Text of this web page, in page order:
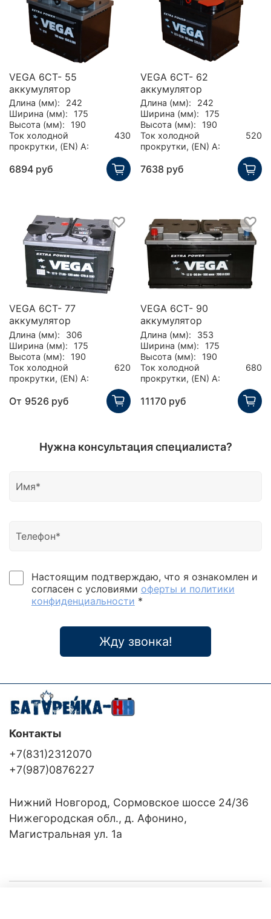
VEGA 6СТ- 55
аккумулятор
Длина (мм):
242
Ширина (мм):
175
Высота (мм):
190
Ток холодной
прокрутки, (EN) А:
430
6894 руб
VEGA 6СТ- 62
аккумулятор
Длина (мм):
242
Ширина (мм):
175
Высота (мм):
190
Ток холодной
прокрутки, (EN) А:
520
7638 руб
VEGA 6СТ- 77
аккумулятор
Длина (мм):
306
Ширина (мм):
175
Высота (мм):
190
Ток холодной
прокрутки, (EN) А:
620
От 9526 руб
VEGA 6СТ- 90
аккумулятор
Длина (мм):
353
Ширина (мм):
175
Высота (мм):
190
Ток холодной
прокрутки, (EN) А:
680
11170 руб
Нужна консультация специалиста?
Настоящим подтверждаю, что я ознакомлен и
согласен с условиями оферты и политики
конфиденциальности *
Жду звонка!
Контакты
+7(831)2312070
+7(987)0876227
Нижний Новгород, Сормовское шоссе 24/36
Нижегородская обл., д. Афонино,
Магистральная ул. 1а